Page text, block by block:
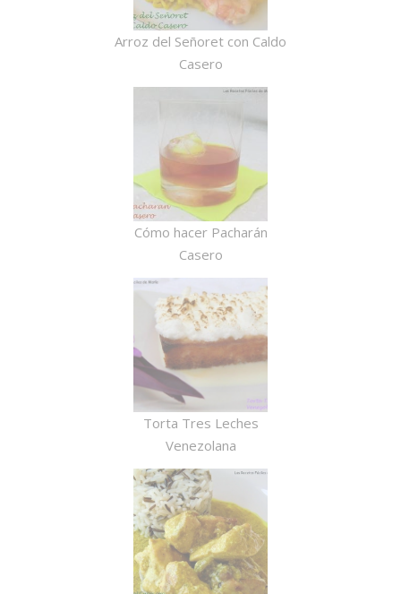
Arroz del Señoret con Caldo
Casero
Cómo hacer Pacharán
Casero
Torta Tres Leches
Venezolana